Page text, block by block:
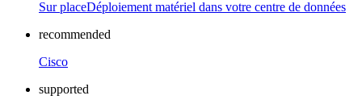
Sur placeDéploiement matériel dans votre centre de données
recommended
Cisco
supported